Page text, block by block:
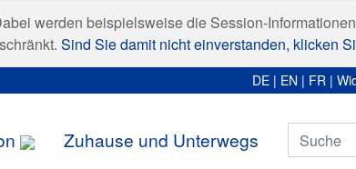
werden beispielsweise die Session-
Sind Sie damit nicht einverstanden, klicken
DE | EN | FR |
Zuhause und Unterwegs